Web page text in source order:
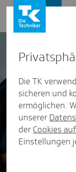
Die TK
sicheren und
ermöglichen.
unserer
der Cookies
Einstellungen